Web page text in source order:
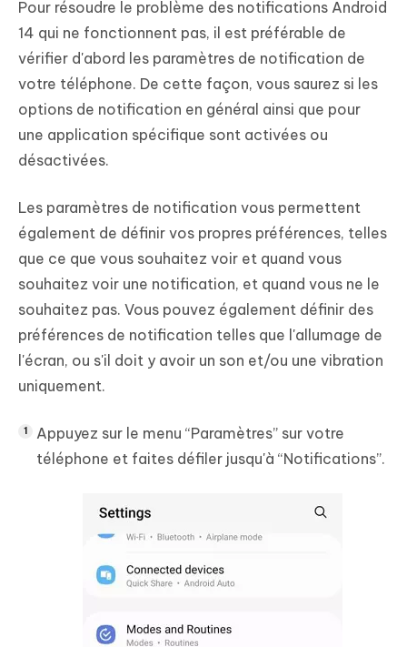
Pour résoudre le problème des notifications Android
14 qui ne fonctionnent pas, il est préférable de
vérifier d'abord les paramètres de notification de
votre téléphone. De cette façon, vous saurez si les
options de notification en général ainsi que pour
une application spécifique sont activées ou
désactivées.
Les paramètres de notification vous permettent
également de définir vos propres préférences, telles
que ce que vous souhaitez voir et quand vous
souhaitez voir une notification, et quand vous ne le
souhaitez pas. Vous pouvez également définir des
préférences de notification telles que l'allumage de
l'écran, ou s'il doit y avoir un son et/ou une vibration
uniquement.
Appuyez sur le menu “Paramètres” sur votre
téléphone et faites défiler jusqu'à “Notifications”.